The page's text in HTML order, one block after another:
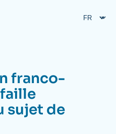
franco-
sujet de